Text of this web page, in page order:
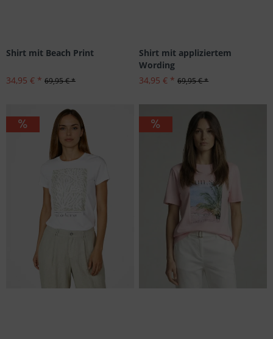
Shirt mit Beach Print
34,95 € * 69,95 € *
Shirt mit appliziertem
Wording
34,95 € * 69,95 € *